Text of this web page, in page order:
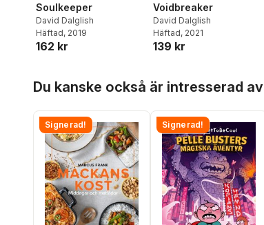
Soulkeeper
David Dalglish
Häftad, 2019
162 kr
Voidbreaker
David Dalglish
Häftad, 2021
139 kr
Du kanske också är intresserad av
Signerad! Signerad!